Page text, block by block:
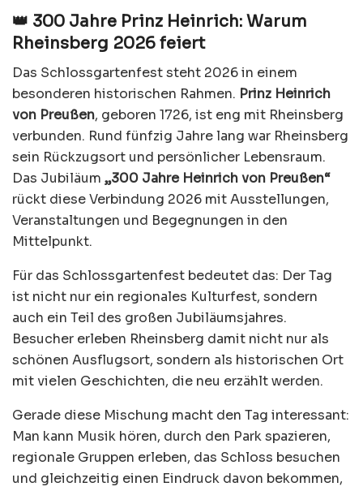
👑 300 Jahre Prinz Heinrich: Warum
Rheinsberg 2026 feiert
Das Schlossgartenfest steht 2026 in einem
besonderen historischen Rahmen. Prinz Heinrich
von Preußen, geboren 1726, ist eng mit Rheinsberg
verbunden. Rund fünfzig Jahre lang war Rheinsberg
sein Rückzugsort und persönlicher Lebensraum.
Das Jubiläum „300 Jahre Heinrich von Preußen“
rückt diese Verbindung 2026 mit Ausstellungen,
Veranstaltungen und Begegnungen in den
Mittelpunkt.
Für das Schlossgartenfest bedeutet das: Der Tag
ist nicht nur ein regionales Kulturfest, sondern
auch ein Teil des großen Jubiläumsjahres.
Besucher erleben Rheinsberg damit nicht nur als
schönen Ausflugsort, sondern als historischen Ort
mit vielen Geschichten, die neu erzählt werden.
Gerade diese Mischung macht den Tag interessant:
Man kann Musik hören, durch den Park spazieren,
regionale Gruppen erleben, das Schloss besuchen
und gleichzeitig einen Eindruck davon bekommen,